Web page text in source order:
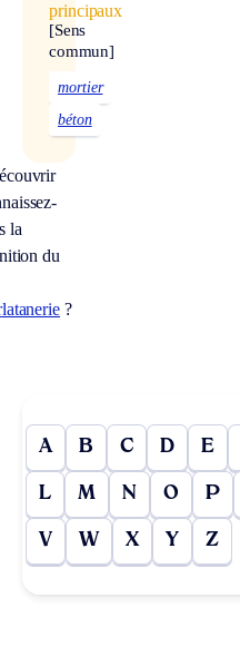
principaux
[Sens
commun]
mortier
béton
la
du
?
A B C D E
L M N O P
V W X Y Z